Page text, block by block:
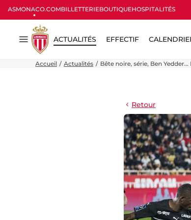
ASMONACO.COMBILLETTERIEBOUTIQUEHOSPITALITÉS
Menu
ACTUALITÉS EFFECTIF
Accueil Actualités Bête noire, série, Ben
Retour